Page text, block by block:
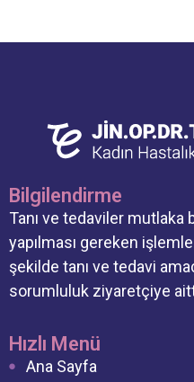
Bilgilendirme
Tanı ve tedaviler mutlaka
yapılması gereken
şekilde tanı ve tedavi
sorumluluk ziyaretçiye
Hızlı Menü
Ana Sayfa